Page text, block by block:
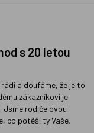
s 20 letou
a doufáme, že je to
zákazníkovi je
Jsme rodiče dvou
co potěší ty Vaše.